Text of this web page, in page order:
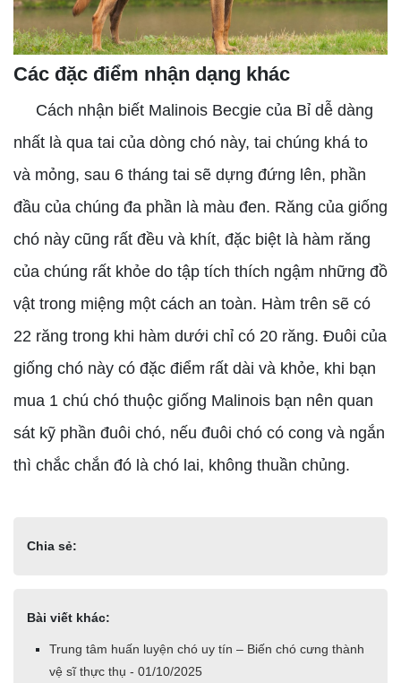
Các đặc điểm nhận dạng khác
Cách nhận biết Malinois Becgie của Bỉ dễ dàng
nhất là qua tai của dòng chó này, tai chúng khá to
và mỏng, sau 6 tháng tai sẽ dựng đứng lên, phần
đầu của chúng đa phần là màu đen. Răng của giống
chó này cũng rất đều và khít, đặc biệt là hàm răng
của chúng rất khỏe do tập tích thích ngậm những đồ
vật trong miệng một cách an toàn. Hàm trên sẽ có
22 răng trong khi hàm dưới chỉ có 20 răng. Đuôi của
giống chó này có đặc điểm rất dài và khỏe, khi bạn
mua 1 chú chó thuộc giống Malinois bạn nên quan
sát kỹ phần đuôi chó, nếu đuôi chó có cong và ngắn
thì chắc chắn đó là chó lai, không thuần chủng.
Chia sẻ:
Bài viết khác:
Trung tâm huấn luyện chó uy tín – Biến chó cưng thành
vệ sĩ thực thụ - 01/10/2025